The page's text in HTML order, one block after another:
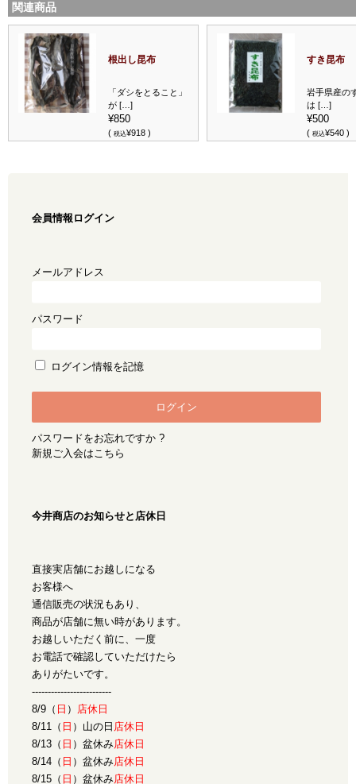
関連商品
根出し昆布
「ダシをとること」
が […]
¥850
( 税込¥918 )
すき昆布
岩手県産の
は […]
¥500
( 税込¥540 )
会員情報ログイン
メールアドレス
パスワード
ログイン情報を記憶
パスワードをお忘れですか ?
新規ご入会はこちら
今井商店のお知らせと店休日
直接実店舗にお越しになる
お客様へ
通信販売の状況もあり、
商品が店舗に無い時があります。
お越しいただく前に、一度
お電話で確認していただけたら
ありがたいです。
-------------------------
8/9（ 日 ） 店休日
8/11（ 日 ）山の日 店休日
8/13（ 日 ）盆休み店休日
8/14（ 日 ）盆休み店休日
8/15（ 日 ）盆休み店休日